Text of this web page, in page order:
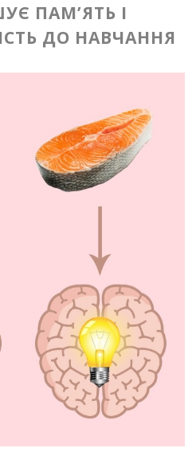
ПАМ’ЯТЬ І
ДО НАВЧАННЯ